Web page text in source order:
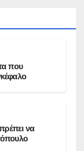
που
να